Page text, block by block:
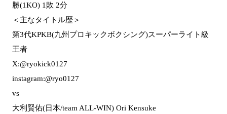
勝(1KO) 1敗 2分
＜主なタイトル歴＞
第3代KPKB(九州プロキックボクシング)スーパーライト級
王者
X:@ryokick0127
instagram:@ryo0127
vs
大利賢佑(日本/team ALL-WIN) Ori Kensuke